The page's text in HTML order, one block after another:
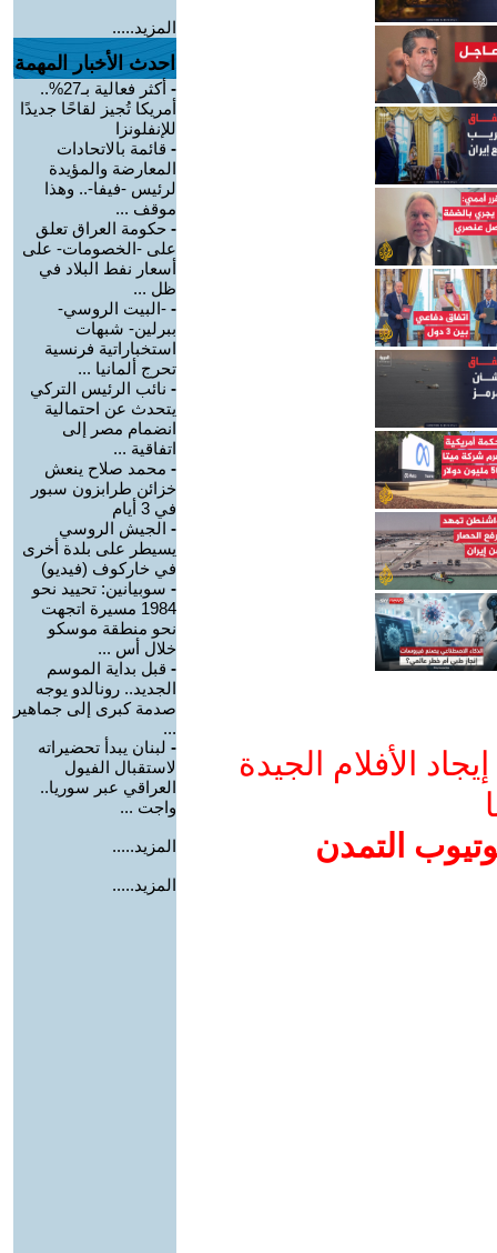
الأفلام الجيدة
التمدن
المزيد.....
احدث الأخبار المهمة
-
أكثر فعالية بـ27%..
أمريكا تُجيز لقاحًا جديدًا
للإنفلونزا
- قائمة بالاتحادات
المعارضة والمؤيدة
لرئيس -فيفا-.. وهذا
موقف ...
- حكومة العراق تعلق
على -الخصومات- على
أسعار نفط البلاد في
ظل ...
- -البيت الروسي-
ببرلين- شبهات
استخباراتية فرنسية
تحرج ألمانيا ...
- نائب الرئيس التركي
يتحدث عن احتمالية
انضمام مصر إلى
اتفاقية ...
- محمد صلاح ينعش
خزائن طرابزون سبور
في 3 أيام
- الجيش الروسي
يسيطر على بلدة أخرى
في خاركوف (فيديو)
- سوبيانين: تحييد نحو
1984 مسيرة اتجهت
نحو منطقة موسكو
خلال أس ...
- قبل بداية الموسم
الجديد.. رونالدو يوجه
صدمة كبرى إلى جماهير
...
- لبنان يبدأ تحضيراته
لاستقبال الفيول
العراقي عبر سوريا..
واجت ...
المزيد.....
المزيد.....